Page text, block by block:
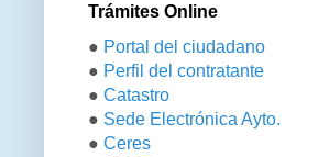
Trámites Online
● Portal del ciudadano
● Perfil del contratante
● Catastro
● Sede Electrónica Ayto.
● Ceres